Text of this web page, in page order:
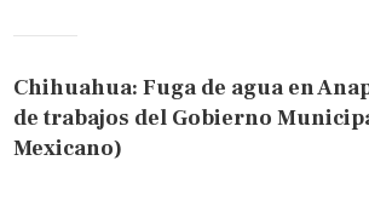
Chihuahua: Fuga de agua en
de trabajos del Gobierno
Mexicano)